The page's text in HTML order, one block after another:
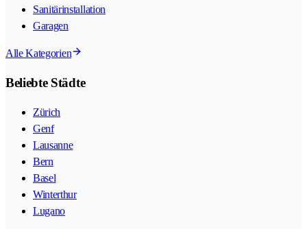
Sanitärinstallation
Garagen
Alle Kategorien
Beliebte Städte
Zürich
Genf
Lausanne
Bern
Basel
Winterthur
Lugano